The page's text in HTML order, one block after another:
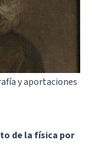
y aportaciones
de la física por